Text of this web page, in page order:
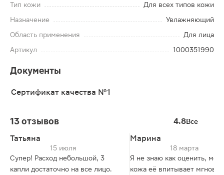
Тип кожи
Для всех типов кожи
Назначение
Увлажняющий
Область применения
Для лица
Артикул
1000351990
Документы
Сертификат качества №1
13 отзывов 4.8Все
Татьяна
15 июля
Супер! Расход небольшой, 3
капли достаточно на все лицо.
Марина
18 марта
Я не знаю как оценить, моя
кожа её впитывает